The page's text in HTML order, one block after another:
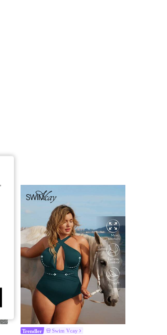
Trendler Swim Vcay